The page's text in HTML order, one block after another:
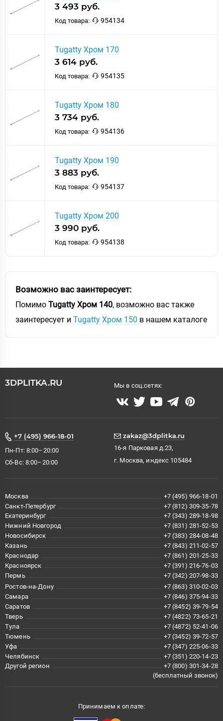
3 493 руб.
Код товара: 954134
Tugatty Хром 170
3 614 руб.
Код товара: 954135
Tugatty Хром 180
3 734 руб.
Код товара: 954136
Tugatty Хром 190
3 883 руб.
Код товара: 954137
Tugatty Хром 200
3 990 руб.
Код товара: 954138
Возможно вас заинтересует:
Помимо Tugatty Хром 140, возможно вас также
заинтересует и Tugatty Хром 150 в нашем каталоге
3DPLITKA.RU Мы в соц.сетях:
+7 (495) 966-18-01
Пн-Пт: 8:00–20:00
Сб-Вс: 8:00–20:00
zakaz@3dplitka.ru
16-я Парковая д.23,
г. Москва, индекс 105484
Москва
+7 (495) 966-18-01
Санкт-Петербург
+7 (812) 309-35-78
Екатеринбург
+7 (343) 289-18-98
Нижний Новгород
+7 (831) 281-52-53
Новосибирск
+7 (383) 284-08-48
Казань
+7 (843) 211-02-57
Краснодар
+7 (861) 201-25-33
Красноярск
+7 (391) 216-76-03
Пермь
+7 (342) 207-98-33
Ростов-на-Дону
+7 (863) 310-02-03
Самара
+7 (846) 375-94-33
Саратов
+7 (8452) 39-79-54
Тверь
+7 (4822) 73-65-21
Тула
+7 (4872) 52-41-06
Тюмень
+7 (3452) 39-72-57
Уфа
+7 (347) 225-06-33
Челябинск
+7 (351) 220-14-23
Другой регион
+7 (800) 301-34-28
(бесплатный звонок)
Принимаем к оплате: